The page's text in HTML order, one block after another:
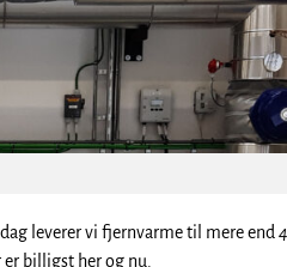
leverer vi fjernvarme til mere end
billigst her og nu.